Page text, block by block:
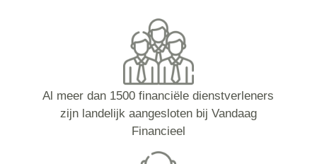
Al meer dan 1500 financiële dienstverleners
zijn landelijk aangesloten bij Vandaag
Financieel